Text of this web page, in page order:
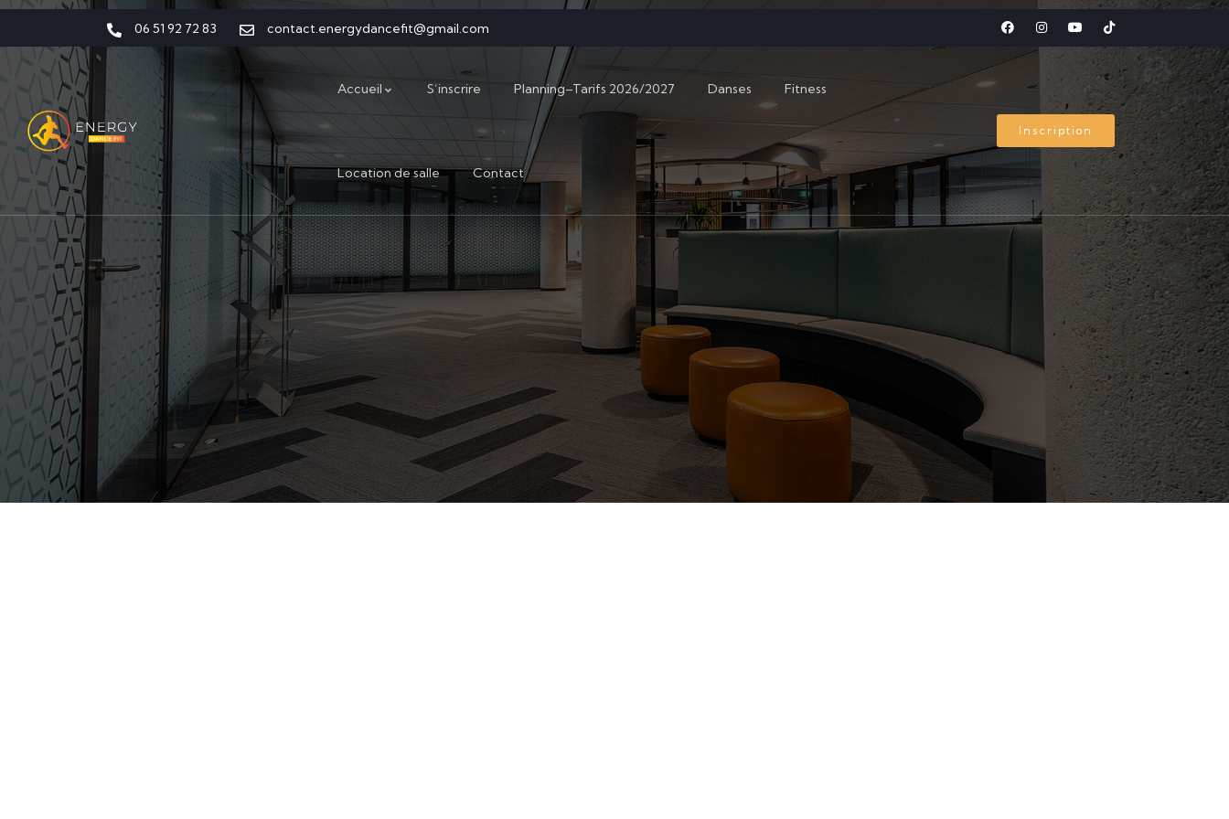
06 51 92 72 83 contact.energydancefit@gmail.com
Accueil S’inscrire Planning–Tarifs 2026/2027 Danses Fitness
Location de salle Contact
Inscription